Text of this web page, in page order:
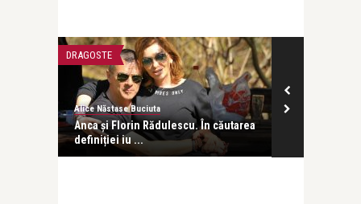
DRAGOSTE
Alice Năstase Buciuta
Anca și Florin Rădulescu. În căutarea
definiției iu ...